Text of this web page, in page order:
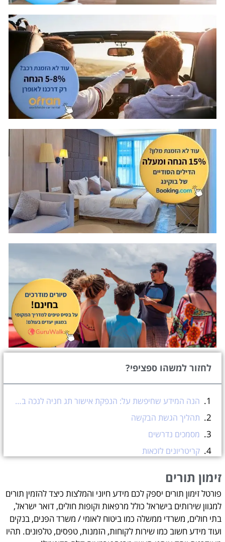
לחזור למשהו ספציפי?
הנה המידע שחיפשת על: הנפקת אישור תג חניה לנכה במשרד התחבורה בישראל
תהליך הגשת הבקשה
מסמכים נדרשים
קריטריונים לזכאות
תהליך חידוש
דרישות יישום
תהליך ההגשה
בדיקה ואישור
זימון תורים
פורטל זימון תורים יספק לכם מידע חיוני והמלצות כיצד להזמין תורים
למגוון שירותים בישראל כולל מרפאות וקופות חולים, דואר ישראל,
בתי חולים, משרדי ממשלה כמו ביטוח לאומי / משרד הפנים, בנקים
ועוד מידע חשוב כמו שירות לקוחות, הזמנות, טפסים, טלפונים. תהיו